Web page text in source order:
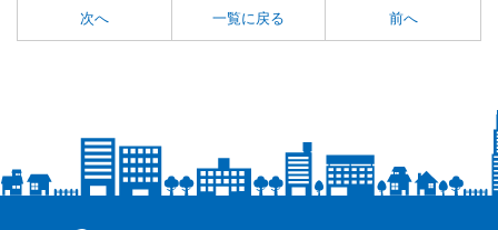
次へ 一覧に戻る 前へ